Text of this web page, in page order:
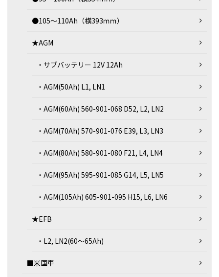
●105～110Ah（横393ｍｍ）
★AGM
・サブバッテリー 12V 12Ah
・AGM(50Ah) L1, LN1
・AGM(60Ah) 560-901-068 D52, L2, LN2
・AGM(70Ah) 570-901-076 E39, L3, LN3
・AGM(80Ah) 580-901-080 F21, L4, LN4
・AGM(95Ah) 595-901-085 G14, L5, LN5
・AGM(105Ah) 605-901-095 H15, L6, LN6
★EFB
・L2, LN2(60～65Ah)
■米国車